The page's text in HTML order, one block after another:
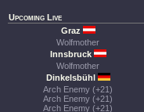
Upcoming Live
Graz
Wolfmother
Innsbruck
Wolfmother
Dinkelsbühl
Arch Enemy (+21)
Arch Enemy (+21)
Arch Enemy (+21)